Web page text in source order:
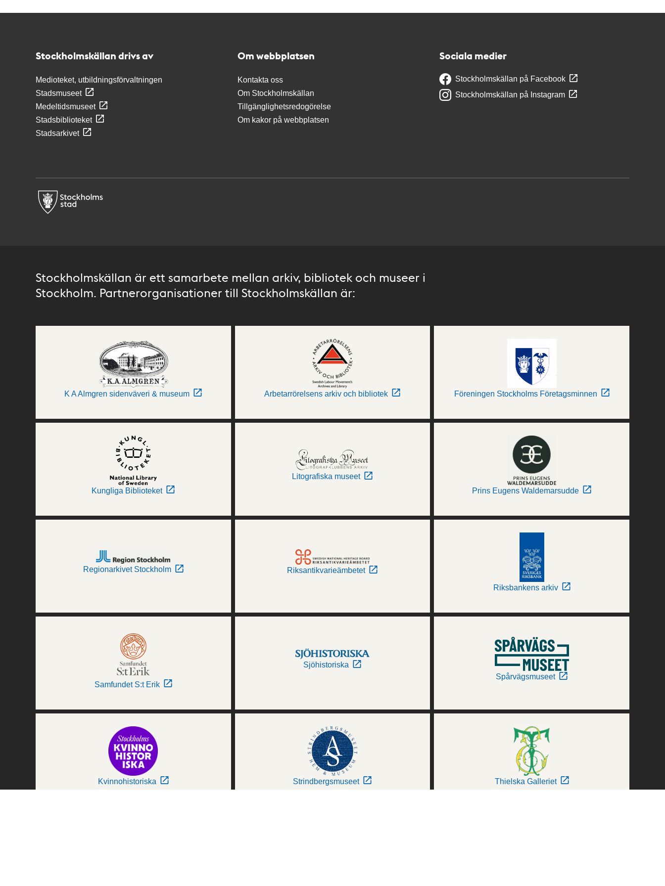
Stockholmskällan drivs av
Medioteket, utbildningsförvaltningen
Stadsmuseet
Medeltidsmuseet
Stadsbiblioteket
Stadsarkivet
Om webbplatsen
Kontakta oss
Om Stockholmskällan
Tillgänglighetsredogörelse
Om kakor på webbplatsen
Sociala medier
Stockholmskällan på Facebook
Stockholmskällan på Instagram
Stockholmskällan är ett samarbete mellan arkiv, bibliotek och museer i
Stockholm. Partnerorganisationer till Stockholmskällan är:
K A Almgren sidenväveri & museum Arbetarrörelsens arkiv och bibliotek Föreningen Stockholms Företagsminnen
Kungliga Biblioteket
Litografiska museet
Prins Eugens Waldemarsudde
Regionarkivet Stockholm Riksantikvarieämbetet
Riksbankens arkiv
Samfundet S:t Erik
Sjöhistoriska
Spårvägsmuseet
Kvinnohistoriska Strindbergsmuseet Thielska Galleriet